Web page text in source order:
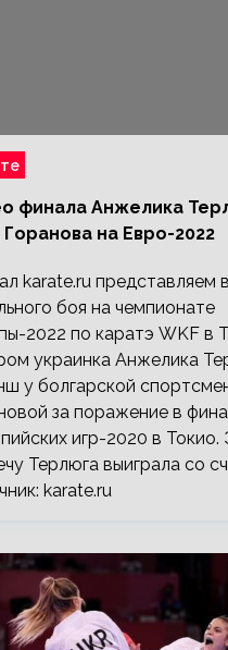
финала Анжелика
Горанова на Евро-2022
karate.ru представляем
боя на чемпионате
2022 по каратэ WKF в
украинка Анжелика
у болгарской
за поражение в
игр-2020 в Токио.
Терлюга выиграла со
karate.ru